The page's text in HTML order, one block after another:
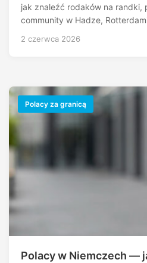
jak znaleźć rodaków na randki,
community w Hadze,
2 czerwca 2026
Polacy za granicą
Polacy w Niemczech —